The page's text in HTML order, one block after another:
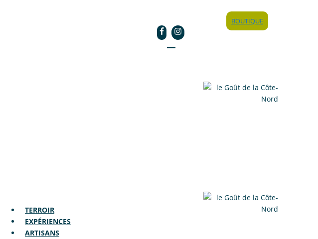
TERROIR
EXPÉRIENCES
ARTISANS
BOUTIQUE